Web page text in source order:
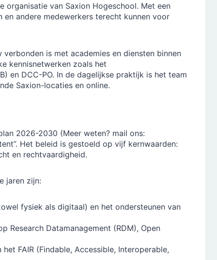
van Saxion Hogeschool. Met een
en andere medewerkers terecht kunnen voor
is met academies en diensten binnen
kennisnetwerken zoals het
en DCC-PO. In de dagelijkse praktijk is het team
Saxion-locaties en online.
2026-2030 (Meer weten? mail ons:
Het beleid is gestoeld op vijf kernwaarden:
en rechtvaardigheid.
jaren zijn:
fysiek als digitaal) en het ondersteunen van
Datamanagement (RDM), Open
FAIR (Findable, Accessible, Interoperable,